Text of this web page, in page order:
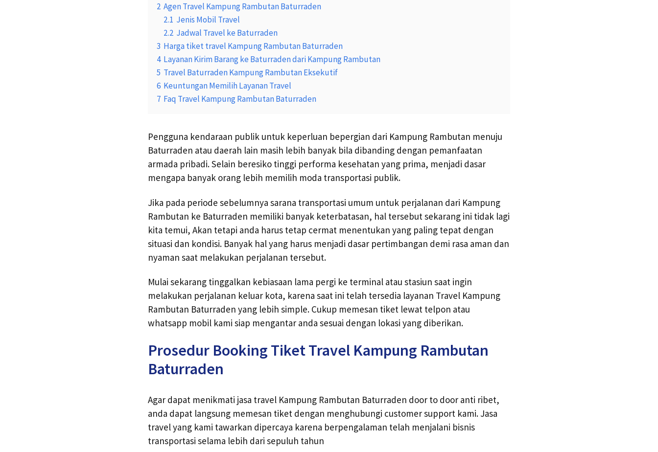
2 Agen Travel Kampung Rambutan Baturraden
2.1 Jenis Mobil Travel
2.2 Jadwal Travel ke Baturraden
3 Harga tiket travel Kampung Rambutan Baturraden
4 Layanan Kirim Barang ke Baturraden dari Kampung Rambutan
5 Travel Baturraden Kampung Rambutan Eksekutif
6 Keuntungan Memilih Layanan Travel
7 Faq Travel Kampung Rambutan Baturraden
Pengguna kendaraan publik untuk keperluan bepergian dari Kampung Rambutan menuju
Baturraden atau daerah lain masih lebih banyak bila dibanding dengan pemanfaatan
armada pribadi. Selain beresiko tinggi performa kesehatan yang prima, menjadi dasar
mengapa banyak orang lebih memilih moda transportasi publik.
Jika pada periode sebelumnya sarana transportasi umum untuk perjalanan dari Kampung
Rambutan ke Baturraden memiliki banyak keterbatasan, hal tersebut sekarang ini tidak lagi
kita temui, Akan tetapi anda harus tetap cermat menentukan yang paling tepat dengan
situasi dan kondisi. Banyak hal yang harus menjadi dasar pertimbangan demi rasa aman dan
nyaman saat melakukan perjalanan tersebut.
Mulai sekarang tinggalkan kebiasaan lama pergi ke terminal atau stasiun saat ingin
melakukan perjalanan keluar kota, karena saat ini telah tersedia layanan Travel Kampung
Rambutan Baturraden yang lebih simple. Cukup memesan tiket lewat telpon atau
whatsapp mobil kami siap mengantar anda sesuai dengan lokasi yang diberikan.
Prosedur Booking Tiket Travel Kampung Rambutan
Baturraden
Agar dapat menikmati jasa travel Kampung Rambutan Baturraden door to door anti ribet,
anda dapat langsung memesan tiket dengan menghubungi customer support kami. Jasa
travel yang kami tawarkan dipercaya karena berpengalaman telah menjalani bisnis
transportasi selama lebih dari sepuluh tahun